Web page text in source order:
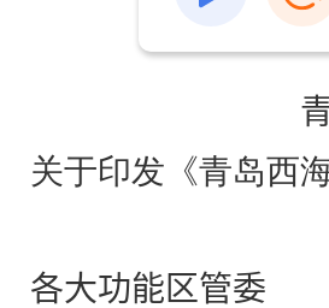
关于印发《青岛西
各大功能区管委